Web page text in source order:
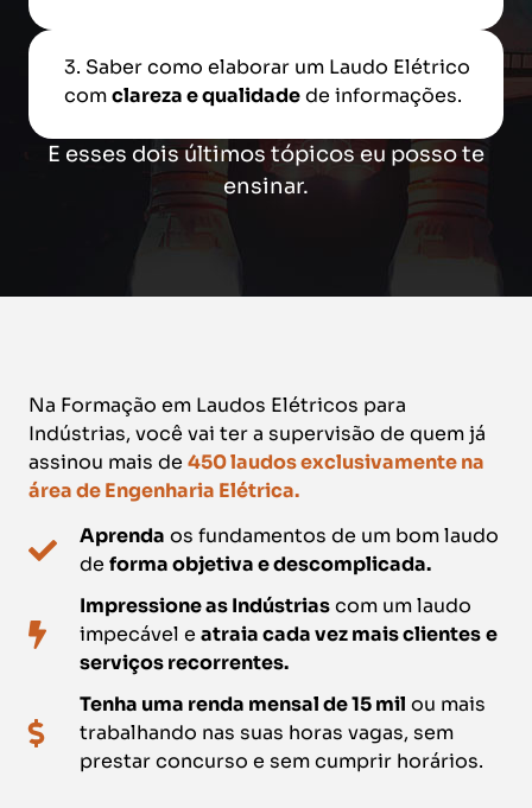
E esses dois últimos tópicos eu posso te
ensinar.
3. Saber como elaborar um Laudo Elétrico
comclareza e qualidadede informações.
Na Formação em Laudos Elétricos para
Indústrias, você vai ter a supervisão de quem já
assinou mais de 450 laudos exclusivamente na
área de Engenharia Elétrica.
Aprenda os fundamentos de um bom laudo
de forma objetiva e descomplicada.
Impressione as Indústriascom um laudo
impecável e atraia cada vez mais clientese
serviços recorrentes.
Tenha uma renda mensal de 15 mil ou mais
trabalhando nas suas horas vagas, sem
prestar concurso e sem cumprir horários.